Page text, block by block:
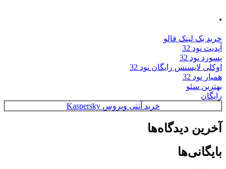
.
خرید بک لینک فالو
آپدیت نود 32
پسورد نود 32
اوکلی لایسنس رایگان نود 32
همیار نود 32
بهترین سئو
رایگان
خرید آنتی ویروس Kaspersky
آخرین دیدگاه‌ها
بایگانی‌ها